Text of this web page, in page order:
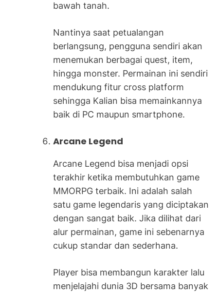
bawah tanah.
Nantinya saat petualangan
berlangsung, pengguna sendiri akan
menemukan berbagai quest, item,
hingga monster. Permainan ini sendiri
mendukung fitur cross platform
sehingga Kalian bisa memainkannya
baik di PC maupun smartphone.
Arcane Legend
Arcane Legend bisa menjadi opsi
terakhir ketika membutuhkan game
MMORPG terbaik. Ini adalah salah
satu game legendaris yang diciptakan
dengan sangat baik. Jika dilihat dari
alur permainan, game ini sebenarnya
cukup standar dan sederhana.
Player bisa membangun karakter lalu
menjelajahi dunia 3D bersama banyak